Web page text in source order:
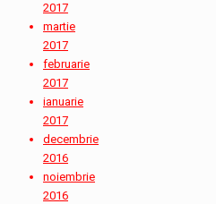
2017
martie
2017
februarie
2017
ianuarie
2017
decembrie
2016
noiembrie
2016